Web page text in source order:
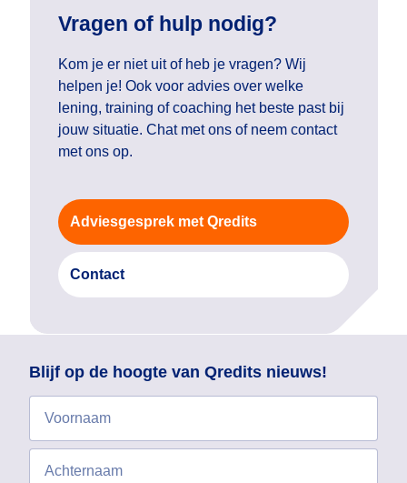
Vragen of hulp nodig?
Kom je er niet uit of heb je vragen? Wij
helpen je! Ook voor advies over welke
lening, training of coaching het beste past bij
jouw situatie. Chat met ons of neem contact
met ons op.
Adviesgesprek met Qredits
Contact
Blijf op de hoogte van Qredits nieuws!